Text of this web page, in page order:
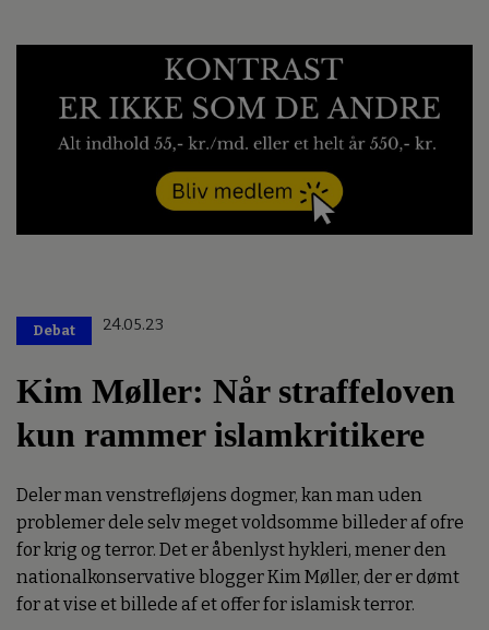
Debat 24.05.23
Kim Møller: Når straffeloven
kun rammer islamkritikere
Deler man venstrefløjens dogmer, kan man uden
problemer dele selv meget voldsomme billeder af ofre
for krig og terror. Det er åbenlyst hykleri, mener den
nationalkonservative blogger Kim Møller, der er dømt
for at vise et billede af et offer for islamisk terror.